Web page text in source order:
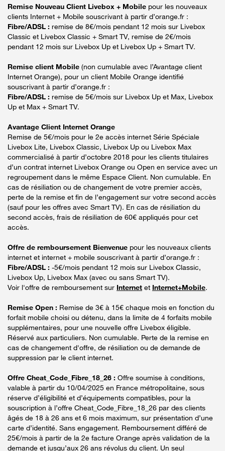
Remise Nouveau Client Livebox + Mobile pour les nouveaux
clients Internet + Mobile souscrivant à partir d’orange.fr :
Fibre/ADSL : remise de 8€/mois pendant 12 mois sur Livebox
Classic et Livebox Classic + Smart TV, remise de 2€/mois
pendant 12 mois sur Livebox Up et Livebox Up + Smart TV.
Remise client Mobile (non cumulable avec l’Avantage client
Internet Orange), pour un client Mobile Orange identifié
souscrivant à partir d’orange.fr :
Fibre/ADSL : remise de 5€/mois sur Livebox Up et Max, Livebox
Up et Max + Smart TV.
Avantage Client Internet Orange
Remise de 5€/mois pour le 2e accès internet Série Spéciale
Livebox Lite, Livebox Classic, Livebox Up ou Livebox Max
commercialisé à partir d’octobre 2018 pour les clients titulaires
d’un contrat internet Livebox Orange ou Open en service avec un
regroupement dans le même Espace Client. Non cumulable. En
cas de résiliation ou de changement de votre premier accès,
perte de la remise et fin de l’engagement sur votre second accès
(sauf pour les offres avec Smart TV). En cas de résiliation du
second accès, frais de résiliation de 60€ appliqués pour cet
accès.
Offre de remboursement Bienvenue pour les nouveaux clients
internet et internet + mobile souscrivant à partir d’orange.fr :
Fibre/ADSL : -5€/mois pendant 12 mois sur Livebox Classic,
Livebox Up, Livebox Max (avec ou sans Smart TV).
Voir l'offre de remboursement sur Internet et Internet+Mobile.
Remise Open : Remise de 3€ à 15€ chaque mois en fonction du
forfait mobile choisi ou détenu, dans la limite de 4 forfaits mobile
supplémentaires, pour une nouvelle offre Livebox éligible.
Réservé aux particuliers. Non cumulable. Perte de la remise en
cas de changement d'offre, de résiliation ou de demande de
suppression par le client internet.
Offre Cheat_Code_Fibre_18_26 : Offre soumise à conditions,
valable à partir du 10/04/2025 en France métropolitaine, sous
réserve d’éligibilité et d’équipements compatibles, pour la
souscription à l’offre Cheat_Code_Fibre_18_26 par des clients
âgés de 18 à 26 ans et 6 mois maximum, sur présentation d’une
carte d’identité. Sans engagement. Remboursement différé de
25€/mois à partir de la 2e facture Orange après validation de la
demande et jusqu’aux 26 ans révolus du client. Un seul